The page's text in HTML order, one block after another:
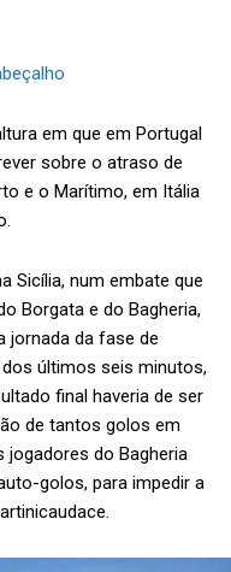
em que em Portugal
sobre o atraso de
e o Marítimo, em Itália
Sicília, num embate que
Borgata e do Bagheria,
jornada da fase de
últimos seis minutos,
final haveria de ser
de tantos golos em
jogadores do Bagheria
golos, para impedir a